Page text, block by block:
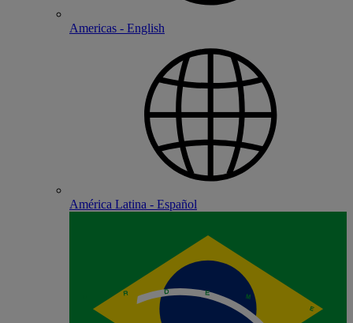
Americas - English
América Latina - Español